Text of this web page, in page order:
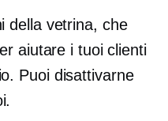
della vetrina, che
aiutare i tuoi clienti
Puoi disattivarne